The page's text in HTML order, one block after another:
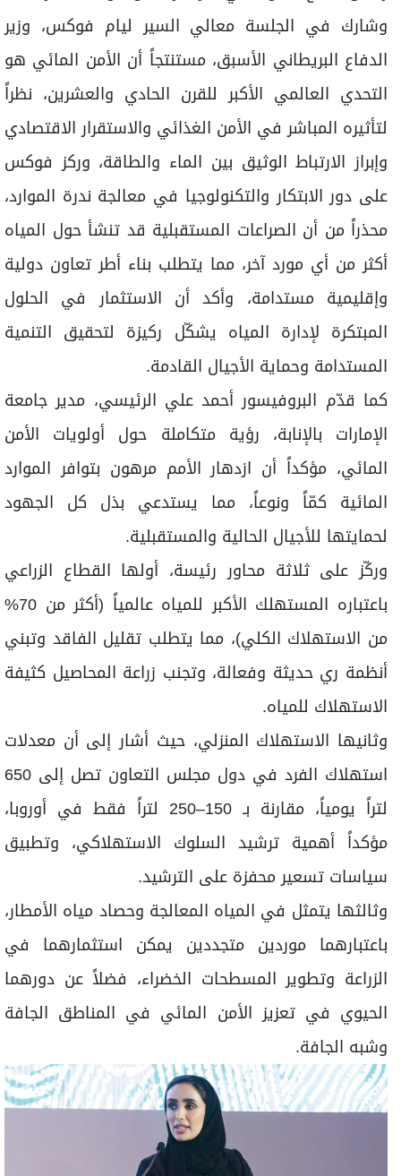
وشارك في الجلسة معالي السير ليام فوكس، وزير
الدفاع البريطاني الأسبق، مستنتجاً أن الأمن المائي هو
التحدي العالمي الأكبر للقرن الحادي والعشرين، نظراً
لتأثيره المباشر في الأمن الغذائي والاستقرار الاقتصادي
وإبراز الارتباط الوثيق بين الماء والطاقة، وركز فوكس
على دور الابتكار والتكنولوجيا في معالجة ندرة الموارد،
محذراً من أن الصراعات المستقبلية قد تنشأ حول المياه
أكثر من أي مورد آخر، مما يتطلب بناء أطر تعاون دولية
وإقليمية مستدامة، وأكد أن الاستثمار في الحلول
المبتكرة لإدارة المياه يشكّل ركيزة لتحقيق التنمية
المستدامة وحماية الأجيال القادمة.
كما قدّم البروفيسور أحمد علي الرئيسي، مدير جامعة
الإمارات بالإنابة، رؤية متكاملة حول أولويات الأمن
المائي، مؤكداً أن ازدهار الأمم مرهون بتوافر الموارد
المائية كمّاً ونوعاً، مما يستدعي بذل كل الجهود
لحمايتها للأجيال الحالية والمستقبلية.
وركّز على ثلاثة محاور رئيسة، أولها القطاع الزراعي
باعتباره المستهلك الأكبر للمياه عالمياً (أكثر من 70%
من الاستهلاك الكلي)، مما يتطلب تقليل الفاقد وتبني
أنظمة ري حديثة وفعالة، وتجنب زراعة المحاصيل كثيفة
الاستهلاك للمياه.
وثانيها الاستهلاك المنزلي، حيث أشار إلى أن معدلات
استهلاك الفرد في دول مجلس التعاون تصل إلى 650
لتراً يومياً، مقارنة بـ 150–250 لتراً فقط في أوروبا،
مؤكداً أهمية ترشيد السلوك الاستهلاكي، وتطبيق
سياسات تسعير محفزة على الترشيد.
وثالثها يتمثل في المياه المعالجة وحصاد مياه الأمطار،
باعتبارهما موردين متجددين يمكن استثمارهما في
الزراعة وتطوير المسطحات الخضراء، فضلاً عن دورهما
الحيوي في تعزيز الأمن المائي في المناطق الجافة
وشبه الجافة.